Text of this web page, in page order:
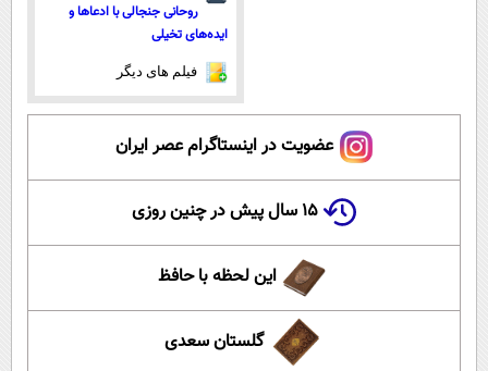
روحانی جنجالی با ادعاها و
ایده‌های تخیلی
فیلم های دیگر
عضویت در اینستاگرام عصر ایران
۱۵ سال پیش در چنین روزی
این لحظه با حافظ
گلستان سعدی